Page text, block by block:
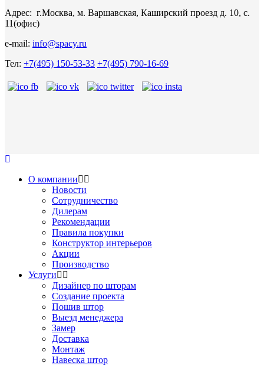
Адрес: г.Москва, м. Варшавская, Каширский проезд д. 10, с.
11(офис)
e-mail: info@spacy.ru
Тел: +7(495) 150-53-33 +7(495) 790-16-69
О компании
Новости
Сотрудничество
Дилерам
Рекомендации
Правила покупки
Конструктор интерьеров
Акции
Производство
Услуги
Дизайнер по шторам
Создание проекта
Пошив штор
Выезд менеджера
Замер
Доставка
Монтаж
Навеска штор